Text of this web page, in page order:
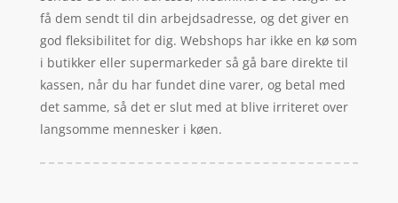
få dem sendt til din arbejdsadresse, og det giver en
god fleksibilitet for dig. Webshops har ikke en kø som
i butikker eller supermarkeder så gå bare direkte til
kassen, når du har fundet dine varer, og betal med
det samme, så det er slut med at blive irriteret over
langsomme mennesker i køen.